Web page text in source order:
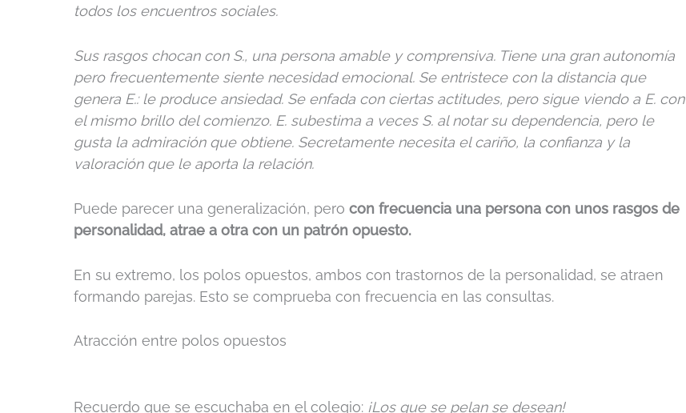
todos los encuentros sociales.
Sus rasgos chocan con S., una persona amable y comprensiva. Tiene una gran autonomía
pero frecuentemente siente necesidad emocional. Se entristece con la distancia que
genera E.: le produce ansiedad. Se enfada con ciertas actitudes, pero sigue viendo a E. con
el mismo brillo del comienzo. E. subestima a veces S. al notar su dependencia, pero le
gusta la admiración que obtiene. Secretamente necesita el cariño, la confianza y la
valoración que le aporta la relación.
Puede parecer una generalización, perocon frecuencia una persona con unos rasgos de
personalidad, atrae a otra con un patrón opuesto.
En su extremo, los polos opuestos, ambos con trastornos de la personalidad, se atraen
formando parejas. Esto se comprueba con frecuencia en las consultas.
Atracción entre polos opuestos
Recuerdo que se escuchaba en el colegio: ¡Los que se pelan se desean!